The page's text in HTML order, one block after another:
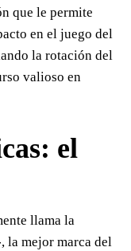
que le permite
en el juego del
la rotación del
valioso en
el
llama la
, la mejor marca del